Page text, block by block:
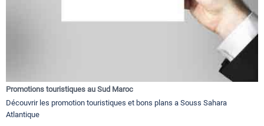
Promotions touristiques au Sud Maroc
Découvrir les promotion touristiques et bons plans a Souss Sahara
Atlantique